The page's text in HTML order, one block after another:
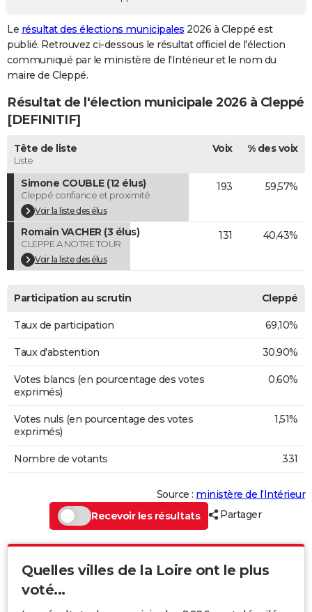
GUIDES D'ACHAT
BONS PLANS
CARTE DE VOEUX
Carte de Noël
Carte Bonne année
Carte Saint-Valentin
Carte Pâques
Carte d'anniversaire
DICTIONNAIRE
Dictionnaire
Biographies
Citations
Expressions
Proverbes
PROGRAMME TV
COPAINS D'AVANT
S'inscrire
Se connecter
Lycées
Collèges
Primaires
Universités
Entreprises
Service militaire
Avis de recherche
AVIS DE DÉCÈS
FORUM
Bricolage
Lifestyle
Culture
Sport
Auto
Television
Voyage
Cinema
Le résultat des élections municipales 2026 à Cleppé est
publié. Retrouvez ci-dessous le résultat officiel de l'élection
communiqué par le ministère de l'Intérieur et le nom du
maire de Cleppé.
Résultat de l'élection municipale 2026 à Cleppé
[DEFINITIF]
Tête de liste
Liste
Voix % des voix
Simone COUBLE (12 élus)
Cleppé confiance et proximité
Voir la liste des élus
193 59,57%
Romain VACHER (3 élus)
CLEPPE A NOTRE TOUR
Voir la liste des élus
131 40,43%
Participation au scrutin Cleppé
Taux de participation 69,10%
Taux d'abstention 30,90%
Votes blancs (en pourcentage des votes
exprimés)
0,60%
Votes nuls (en pourcentage des votes
exprimés)
1,51%
Nombre de votants 331
Source : ministère de l’Intérieur
Recevoir les résultats
Partager
Quelles villes de la Loire ont le plus
voté...